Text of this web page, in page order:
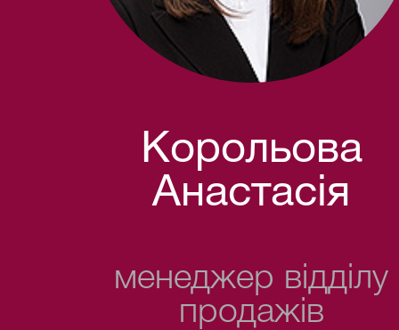
Корольова
Анастасія
менеджер відділу
продажів